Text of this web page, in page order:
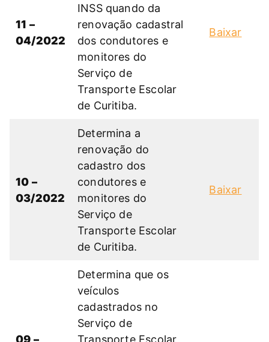
11 –
04/2022
INSS quando da
renovação cadastral
dos condutores e
monitores do
Serviço de
Transporte Escolar
de Curitiba.
Baixar
10 –
03/2022
Determina a
renovação do
cadastro dos
condutores e
monitores do
Serviço de
Transporte Escolar
de Curitiba.
Baixar
09 –
Determina que os
veículos
cadastrados no
Serviço de
Transporte Escolar